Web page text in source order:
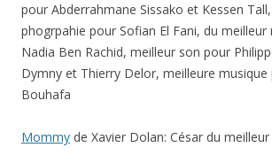
pour Abderrahmane Sissako et Kessen
phogrpahie pour Sofian El Fani, du
Nadia Ben Rachid, meilleur son pour
Dymny et Thierry Delor, meilleure musique
Bouhafa
Mommy de Xavier Dolan: César du